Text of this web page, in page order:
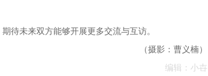
待未来双方能够开展更多交流与互访。
（摄影：曹义楠）
编辑：小卋